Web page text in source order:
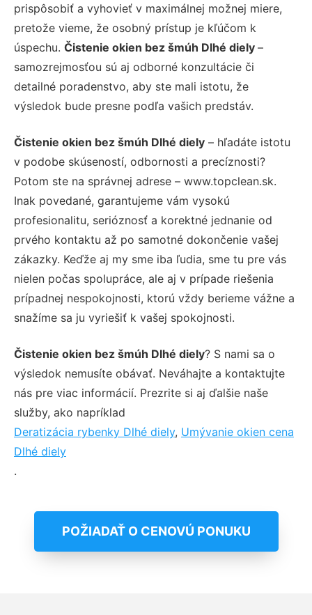
prispôsobiť a vyhovieť v maximálnej možnej miere,
pretože vieme, že osobný prístup je kľúčom k
úspechu. Čistenie okien bez šmúh Dlhé diely –
samozrejmosťou sú aj odborné konzultácie či
detailné poradenstvo, aby ste mali istotu, že
výsledok bude presne podľa vašich predstáv.
Čistenie okien bez šmúh Dlhé diely – hľadáte istotu
v podobe skúseností, odbornosti a precíznosti?
Potom ste na správnej adrese – www.topclean.sk.
Inak povedané, garantujeme vám vysokú
profesionalitu, serióznosť a korektné jednanie od
prvého kontaktu až po samotné dokončenie vašej
zákazky. Keďže aj my sme iba ľudia, sme tu pre vás
nielen počas spolupráce, ale aj v prípade riešenia
prípadnej nespokojnosti, ktorú vždy berieme vážne a
snažíme sa ju vyriešiť k vašej spokojnosti.
Čistenie okien bez šmúh Dlhé diely? S nami sa o
výsledok nemusíte obávať. Neváhajte a kontaktujte
nás pre viac informácií. Prezrite si aj ďalšie naše
služby, ako napríklad
Deratizácia rybenky Dlhé diely, Umývanie okien cena
Dlhé diely
.
POŽIADAŤ O CENOVÚ PONUKU